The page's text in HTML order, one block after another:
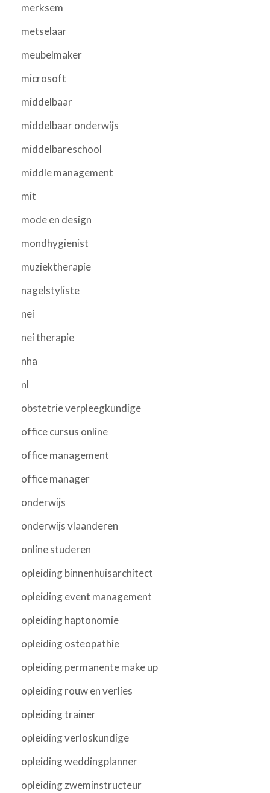
merksem
metselaar
meubelmaker
microsoft
middelbaar
middelbaar onderwijs
middelbareschool
middle management
mit
mode en design
mondhygienist
muziektherapie
nagelstyliste
nei
nei therapie
nha
nl
obstetrie verpleegkundige
office cursus online
office management
office manager
onderwijs
onderwijs vlaanderen
online studeren
opleiding binnenhuisarchitect
opleiding event management
opleiding haptonomie
opleiding osteopathie
opleiding permanente make up
opleiding rouw en verlies
opleiding trainer
opleiding verloskundige
opleiding weddingplanner
opleiding zweminstructeur